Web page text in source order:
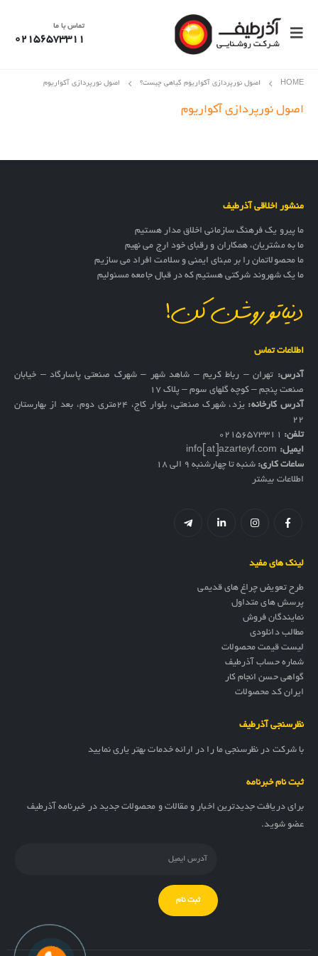
تماس با ما
02156573311
HOME اصول نورپردازی آکواریوم گیاهی چیست؟ اصول نورپردازی آکواریوم
اصول نورپردازی آکواریوم
منشور اخلاقی آذرطیف
ما پیرو یک فرهنگ سازمانی اخلاق مدار هستیم
ما به مشتریان، همکاران و رقبای خود ارج می نهیم
ما محصولاتمان را بر مبنای ایمنی و سلامت افراد می سازیم
ما یک شهروند شرکتی هستیم که در قبال جامعه مسئولیم
دنیاتو روشن کن!
اطلاعات تماس
آدرس: تهران – رباط کریم – شاهد شهر – شهرک صنعتی پاسارگاد – خیابان
صنعت پنجم – کوچه گلهای سوم – پلاک 17
آدرس کارخانه:
یزد، شهرک صنعتی، بلوار کاج، ۲۴متری دوم، بعد از بهارستان
۲۲
تلفن: 02156573311
ایمیل: info[at]azarteyf.com
ساعات کاری: شنبه تا چهارشنبه 9 الی 18
اطلاعات بیشتر
لینک های مفید
طرح تعویض چراغ های قدیمی
پرسش های متداول
نمایندگان فروش
مطالب دانلودی
لیست قیمت محصولات
شماره حساب آذرطیف
گواهی حسن انجام کار
ایران کد محصولات
نظرسنجی آذرطیف
با شرکت در نظرسنجی ما را در ارائه خدمات بهتر یاری نمایید
ثبت نام خبرنامه
برای دریافت جدیدترین اخبار و مقالات و محصولات جدید در خبرنامه آذرطیف
عضو شوید.